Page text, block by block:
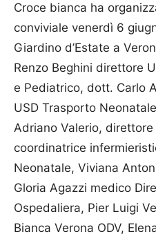
Croce bianca ha
conviviale venerdì 6
Giardino d’Estate a
Renzo Beghini direttore
e Pediatrico, dott. Carlo
USD Trasporto
Adriano Valerio,
coordinatrice
Neonatale, Viviana
Gloria Agazzi medico
Ospedaliera, Pier Luigi
Bianca Verona ODV,